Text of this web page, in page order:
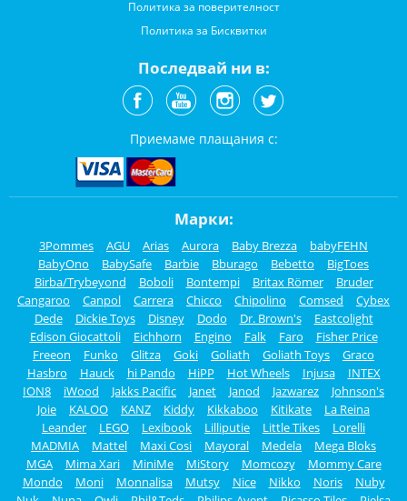
Политика за поверителност
Политика за Бисквитки
Последвай ни в:
Приемаме плащания с:
Марки:
3Pommes AGU Arias Aurora Baby Brezza
babyFEHN
BabyOno
BabySafe Barbie Bburago Bebetto
BigToes
Birba/Trybeyond
Boboli Bontempi Britax Römer
Bruder
Cangaroo
Canpol Carrera Chicco Chipolino Comsed
Cybex
Dede
Dickie Toys Disney Dodo Dr. Brown's
Eastcolight
Edison Giocattoli
Eichhorn Engino Falk Faro
Fisher Price
Freeon
Funko Glitza Goki Goliath Goliath Toys
Graco
Hasbro
Hauck hi Pando HiPP Hot Wheels Injusa
INTEX
ION8
iWood Jakks Pacific Janet Janod Jazwarez
Johnson's
Joie
KALOO KANZ Kiddy Kikkaboo Kitikate
La Reina
Leander
LEGO Lexibook Lilliputie Little Tikes
Lorelli
MADMIA
Mattel Maxi Cosi Mayoral Medela
Mega Bloks
MGA
Mima Xari MiniMe MiStory Momcozy
Mommy Care
Mondo
Moni Monnalisa Mutsy Nice Nikko Noris
Nuby